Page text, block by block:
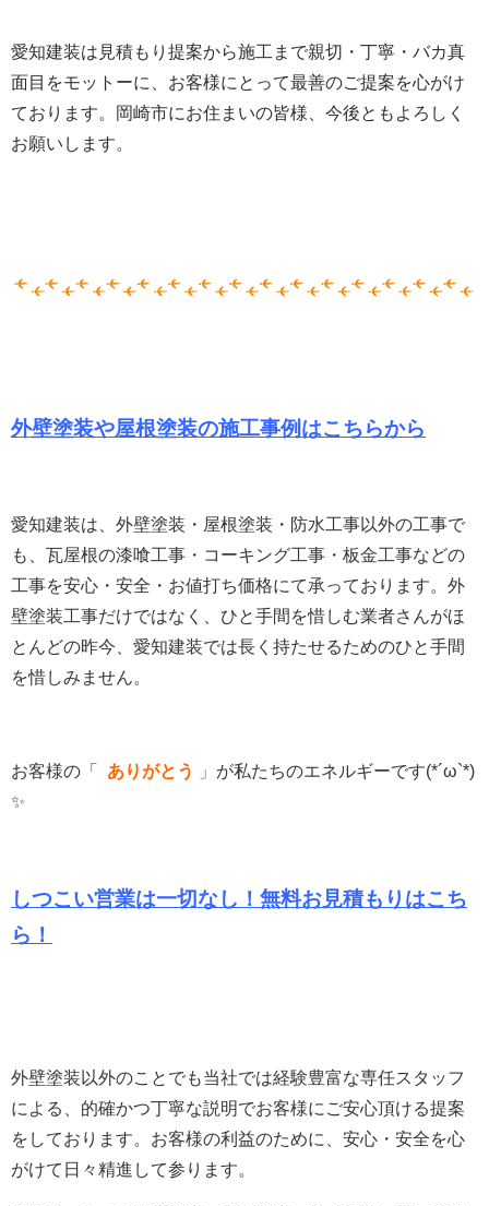
愛知建装は見積もり提案から施工まで親切・丁寧・バカ真
面目をモットーに、お客様にとって最善のご提案を心がけ
ております。岡崎市にお住まいの皆様、 今後ともよろしく
お願いします。
外壁塗装や屋根塗装の施工事例はこちらから
愛知建装は、外壁塗装・屋根塗装・防水工事以外の工事で
も、瓦屋根の漆喰工事・コーキング工事・板金工事などの
工事を安心・安全・お値打ち価格にて承っております。 外
壁塗装工事だけではなく、ひと手間を惜しむ業者さんがほ
とんどの昨今、愛知建装では長く持たせるためのひと手間
を惜しみません。
お客様の「 ありがとう 」 が私たちのエネルギーです(*´ω`*)
✨
しつこい営業は一切なし！無料お見積もりはこち
ら！
外壁塗装以外のことでも当社では経験豊富な専任スタッフ
による、的確かつ丁寧な説明でお客様にご安心頂ける提案
をしております。 お客様の利益のために、安心・安全を心
がけて日々精進して参ります。